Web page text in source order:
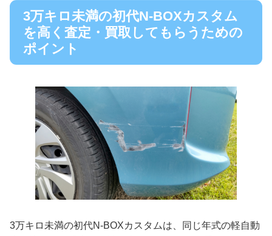
3万キロ未満の初代N-BOXカスタム
を高く査定・買取してもらうための
ポイント
3万キロ未満の初代N-BOXカスタムは、同じ年式の軽自動